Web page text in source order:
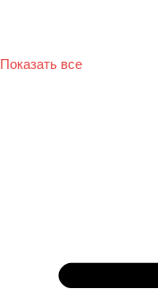
Показать все